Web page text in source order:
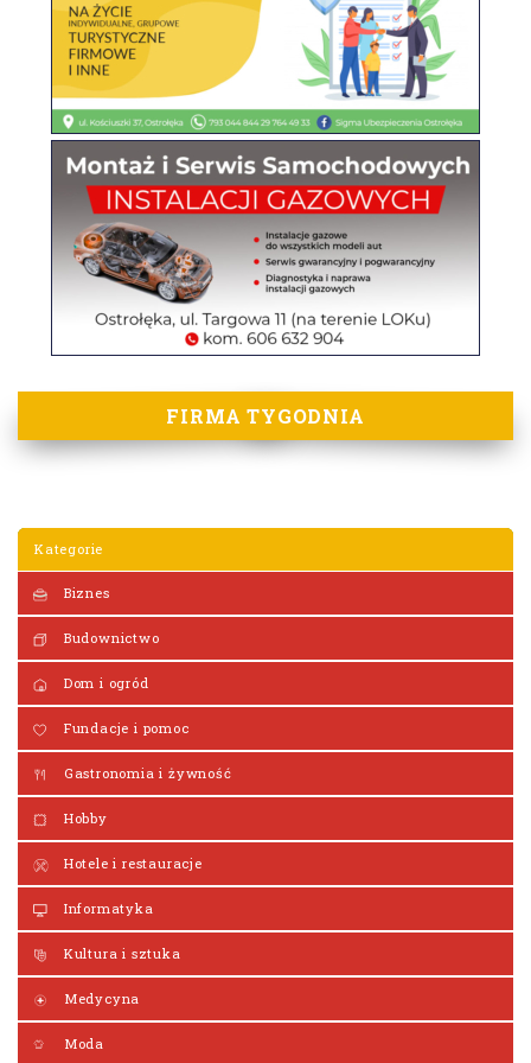
FIRMA TYGODNIA
Kategorie
Biznes
Budownictwo
Dom i ogród
Fundacje i pomoc
Gastronomia i żywność
Hobby
Hotele i restauracje
Informatyka
Kultura i sztuka
Medycyna
Moda